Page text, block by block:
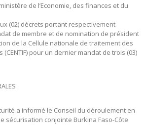
de l’Economie, des finances et du
(02) décrets portant respectivement
de membre et de nomination de président
de la Cellule nationale de traitement des
pour un dernier mandat de trois (03)
a informé le Conseil du déroulement en
sécurisation conjointe Burkina Faso-Côte